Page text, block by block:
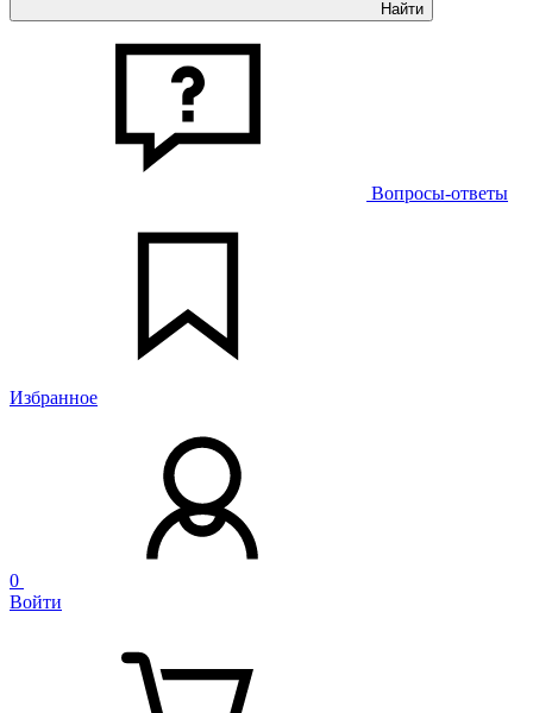
Найти
Вопросы-ответы
Избранное
0
Войти